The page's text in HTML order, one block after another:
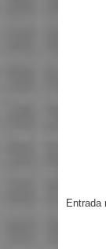
Entrada